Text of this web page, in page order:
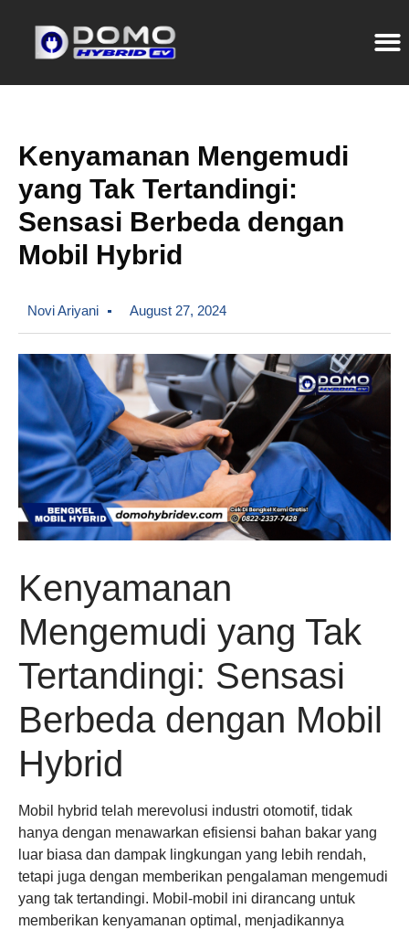
Kenyamanan Mengemudi
yang Tak Tertandingi:
Sensasi Berbeda dengan
Mobil Hybrid
Novi Ariyani August 27, 2024
Kenyamanan
Mengemudi yang Tak
Tertandingi: Sensasi
Berbeda dengan Mobil
Hybrid
Mobil hybrid telah merevolusi industri otomotif, tidak
hanya dengan menawarkan efisiensi bahan bakar yang
luar biasa dan dampak lingkungan yang lebih rendah,
tetapi juga dengan memberikan pengalaman mengemudi
yang tak tertandingi. Mobil-mobil ini dirancang untuk
memberikan kenyamanan optimal, menjadikannya